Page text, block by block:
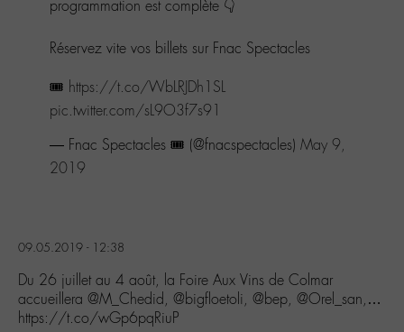
contenu
recherche
programmation est complète 👇
Réservez vite vos billets sur Fnac Spectacles
🎟 https://t.co/WbLRJDh1SL
pic.twitter.com/sL9O3f7s91
— Fnac Spectacles 🎟️ (@fnacspectacles) May 9,
2019
09.05.2019 - 12:38
Du 26 juillet au 4 août, la Foire Aux Vins de Colmar
accueillera @M_Chedid, @bigfloetoli, @bep, @Orel_san,…
https://t.co/wGp6pqRiuP